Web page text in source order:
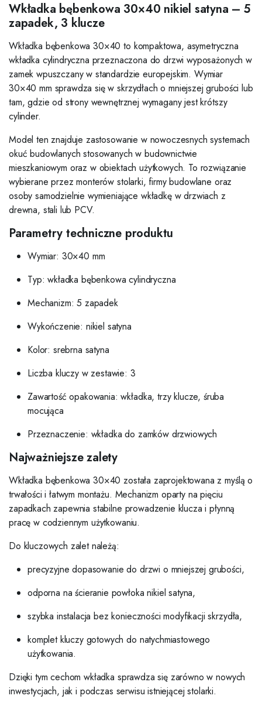
Wkładka bębenkowa 30×40 nikiel satyna – 5
zapadek, 3 klucze
Wkładka bębenkowa 30×40 to kompaktowa, asymetryczna
wkładka cylindryczna przeznaczona do drzwi wyposażonych w
zamek wpuszczany w standardzie europejskim. Wymiar
30×40 mm sprawdza się w skrzydłach o mniejszej grubości lub
tam, gdzie od strony wewnętrznej wymagany jest krótszy
cylinder.
Model ten znajduje zastosowanie w nowoczesnych systemach
okuć budowlanych stosowanych w budownictwie
mieszkaniowym oraz w obiektach użytkowych. To rozwiązanie
wybierane przez monterów stolarki, firmy budowlane oraz
osoby samodzielnie wymieniające wkładkę w drzwiach z
drewna, stali lub PCV.
Parametry techniczne produktu
Wymiar: 30×40 mm
Typ: wkładka bębenkowa cylindryczna
Mechanizm: 5 zapadek
Wykończenie: nikiel satyna
Kolor: srebrna satyna
Liczba kluczy w zestawie: 3
Zawartość opakowania: wkładka, trzy klucze, śruba
mocująca
Przeznaczenie: wkładka do zamków drzwiowych
Najważniejsze zalety
Wkładka bębenkowa 30×40 została zaprojektowana z myślą o
trwałości i łatwym montażu. Mechanizm oparty na pięciu
zapadkach zapewnia stabilne prowadzenie klucza i płynną
pracę w codziennym użytkowaniu.
Do kluczowych zalet należą:
precyzyjne dopasowanie do drzwi o mniejszej grubości,
odporna na ścieranie powłoka nikiel satyna,
szybka instalacja bez konieczności modyfikacji skrzydła,
komplet kluczy gotowych do natychmiastowego
użytkowania.
Dzięki tym cechom wkładka sprawdza się zarówno w nowych
inwestycjach, jak i podczas serwisu istniejącej stolarki.